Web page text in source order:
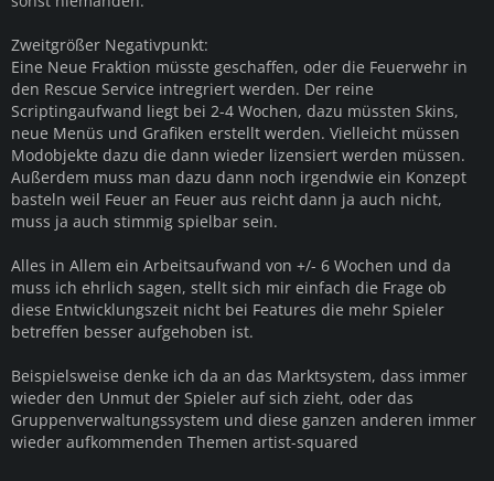
Zweitgrößer Negativpunkt:
Eine Neue Fraktion müsste geschaffen, oder die Feuerwehr in
den Rescue Service intregriert werden. Der reine
Scriptingaufwand liegt bei 2-4 Wochen, dazu müssten Skins,
neue Menüs und Grafiken erstellt werden. Vielleicht müssen
Modobjekte dazu die dann wieder lizensiert werden müssen.
Außerdem muss man dazu dann noch irgendwie ein Konzept
basteln weil Feuer an Feuer aus reicht dann ja auch nicht,
muss ja auch stimmig spielbar sein.
Alles in Allem ein Arbeitsaufwand von +/- 6 Wochen und da
muss ich ehrlich sagen, stellt sich mir einfach die Frage ob
diese Entwicklungszeit nicht bei Features die mehr Spieler
betreffen besser aufgehoben ist.
Beispielsweise denke ich da an das Marktsystem, dass immer
wieder den Unmut der Spieler auf sich zieht, oder das
Gruppenverwaltungssystem und diese ganzen anderen immer
wieder aufkommenden Themen artist-squared